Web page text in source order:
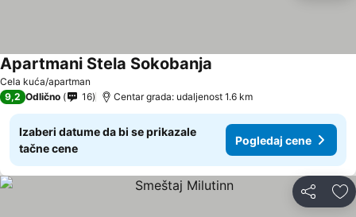
Cela kuća/apartman
Apartmani Stela Sokobanja
9,2 Odlično 16 Centar grada: udaljenost 1.6 km
Izaberi datume da bi se prikazale
tačne cene
Pogledaj cene
Deli